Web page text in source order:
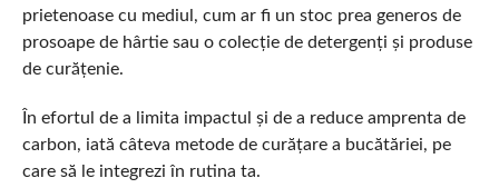
prietenoase cu mediul, cum ar fi un stoc prea generos de
prosoape de hârtie sau o colecție de detergenți și produse
de curățenie.
În efortul de a limita impactul și de a reduce amprenta de
carbon, iată câteva metode de curățare a bucătăriei, pe
care să le integrezi în rutina ta.